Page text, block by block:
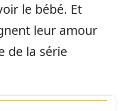
le bébé. Et
leur amour
de la série